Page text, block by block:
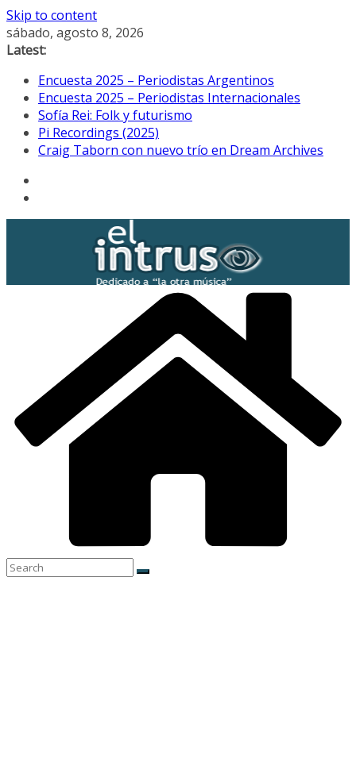
Skip to content
sábado, agosto 8, 2026
Latest:
Encuesta 2025 – Periodistas Argentinos
Encuesta 2025 – Periodistas Internacionales
Sofía Rei: Folk y futurismo
Pi Recordings (2025)
Craig Taborn con nuevo trío en Dream Archives